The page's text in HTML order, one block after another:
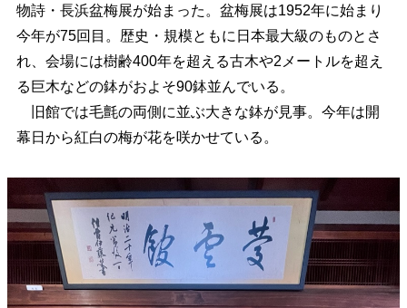
物詩・長浜盆梅展が始まった。盆梅展は1952年に始まり
今年が75回目。歴史・規模ともに日本最大級のものとさ
れ、会場には樹齢400年を超える古木や2メートルを超え
る巨木などの鉢がおよそ90鉢並んでいる。
旧館では毛氈の両側に並ぶ大きな鉢が見事。今年は開
幕日から紅白の梅が花を咲かせている。